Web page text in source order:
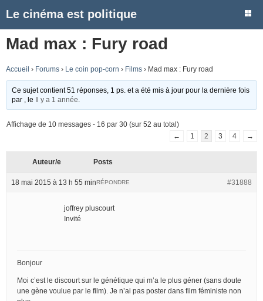
Le cinéma est politique
Mad max : Fury road
Accueil › Forums › Le coin pop-corn › Films › Mad max : Fury road
Ce sujet contient 51 réponses, 1 ps. et a été mis à jour pour la dernière fois
par
, le Il y a 1 année
Affichage de 10 messages - 16 par 30 (sur 52 au total)
←
1 2 3 4 →
Auteur/e Posts
18 mai 2015 à 13 h 55 min #31888
RÉPONDRE
joffrey pluscourt
Invité
Bonjour
Moi c’est le discourt sur le génétique qui m’a le plus géner (sans doute
une gène voulue par le film). Je n’ai pas poster dans film féministe non